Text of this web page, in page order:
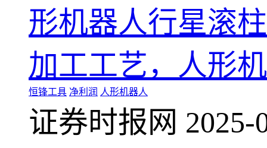
形机器人行星滚
加工工艺，人形
恒锋工具 净利润 人形机器人
证券时报网 2025-